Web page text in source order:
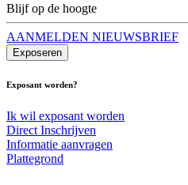
Blijf op de hoogte
AANMELDEN NIEUWSBRIEF
Exposeren
Exposant worden?
Ik wil exposant worden
Direct Inschrijven
Informatie aanvragen
Plattegrond